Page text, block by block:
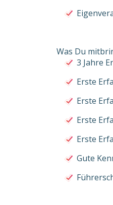
Was Du
3 Jahre
Erste
Erste
Erste
Erste
Gute